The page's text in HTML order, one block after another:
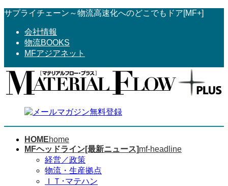
コ
へ
ス
ナ
ョ
ン
サプライチェーン～物流高速化へのどこでもドア[MF+]
会社情報
物流BOOKS
MFアジアネット
HOMEhome
MFヘッドライン[最新ニュース]mf-headline
経営／政策
物流・生産拠点
ＩＴ･マテハン